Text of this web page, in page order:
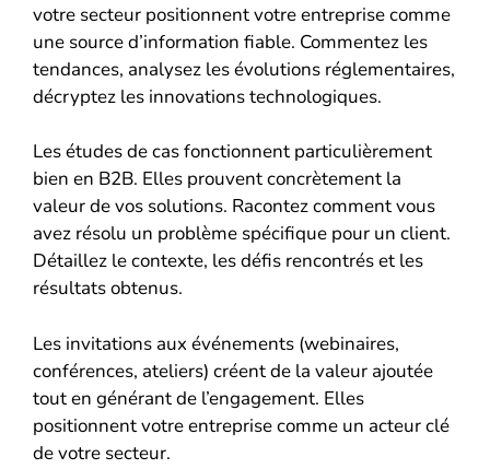
votre secteur positionnent votre entreprise comme
une source d’information fiable. Commentez les
tendances, analysez les évolutions réglementaires,
décryptez les innovations technologiques.
Les études de cas fonctionnent particulièrement
bien en B2B. Elles prouvent concrètement la
valeur de vos solutions. Racontez comment vous
avez résolu un problème spécifique pour un client.
Détaillez le contexte, les défis rencontrés et les
résultats obtenus.
Les invitations aux événements (webinaires,
conférences, ateliers) créent de la valeur ajoutée
tout en générant de l’engagement. Elles
positionnent votre entreprise comme un acteur clé
de votre secteur.